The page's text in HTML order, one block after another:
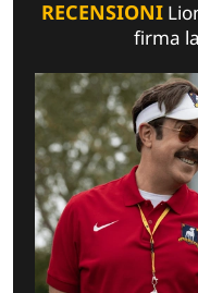
RECENSIONI
firma